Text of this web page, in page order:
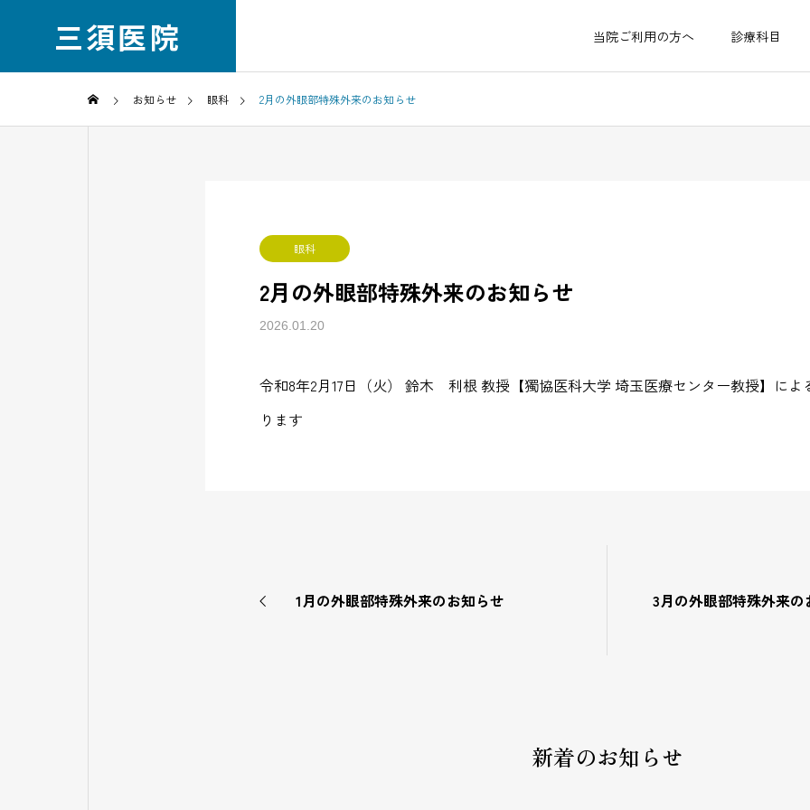
三須医院 当院ご利用の方へ 診療科目
眼科
化器内科
皮膚科
・外科
お知らせ 眼科 2月の外眼部特殊外来のお知らせ
眼科
2月の外眼部特殊外来のお知らせ
2026.01.20
令和8年2月17日（火） 鈴木 利根 教授【獨協医科大学 埼玉医療センター教授】によ
ります
1月の外眼部特殊外来のお知らせ 3月の外眼部特殊外来の
新着のお知らせ